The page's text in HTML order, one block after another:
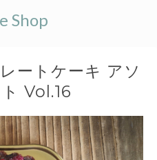
Shop
ートケーキ アソ
Vol.16